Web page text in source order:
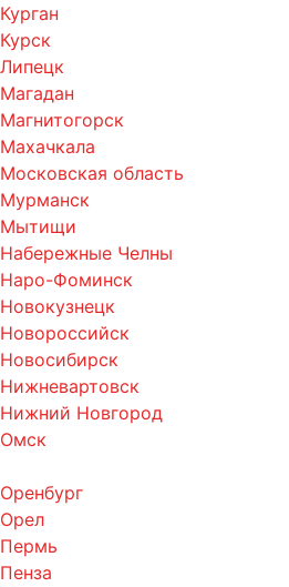
Курган
Курск
Липецк
Магадан
Магнитогорск
Махачкала
Московская область
Мурманск
Мытищи
Набережные Челны
Наро-Фоминск
Новокузнецк
Новороссийск
Новосибирск
Нижневартовск
Нижний Новгород
Омск
Оренбург
Орел
Пермь
Пенза